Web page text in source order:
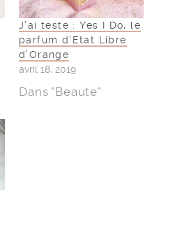
J’ai testé : Yes I Do, le
parfum d’Etat Libre
d’Orange
avril 18, 2019
Dans "Beaute"